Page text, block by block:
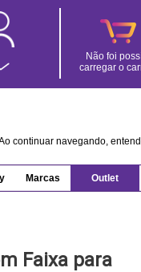
Não foi
carregar o
continuar navegando,
Marcas Outlet
Faixa para